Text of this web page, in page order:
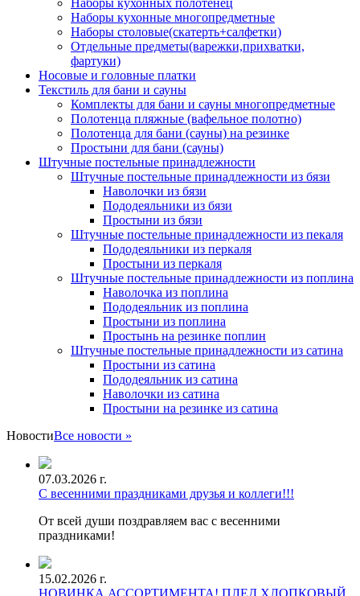
Наборы кухонных полотенец
Наборы кухонные многопредметные
Наборы столовые(скатерть+салфетки)
Отдельные предметы(варежки,прихватки,
фартуки)
Носовые и головные платки
Текстиль для бани и сауны
Комплекты для бани и сауны многопредметные
Полотенца пляжные (вафельное полотно)
Полотенца для бани (сауны) на резинке
Простыни для бани (сауны)
Штучные постельные принадлежности
Штучные постельные принадлежности из бязи
Наволочки из бязи
Пододеяльники из бязи
Простыни из бязи
Штучные постельные принадлежности из пекаля
Пододеяльники из перкаля
Простыни из перкаля
Штучные постельные принадлежности из поплина
Наволочка из поплина
Пододеяльник из поплина
Простыни из поплина
Простынь на резинке поплин
Штучные постельные принадлежности из сатина
Простыни из сатина
Пододеяльник из сатина
Наволочки из сатина
Простыни на резинке из сатина
НовостиВсе новости »
07.03.2026 г.
С весенними праздниками друзья и коллеги!!!
От всей души поздравляем вас с весенними
праздниками!
15.02.2026 г.
НОВИНКА АССОРТИМЕНТА! ПЛЕД ХЛОПКОВЫЙ